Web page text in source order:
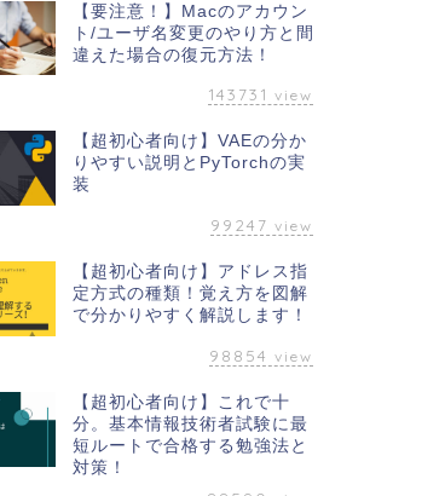
【要注意！】Macのアカウン
ト/ユーザ名変更のやり方と間
違えた場合の復元方法！
143731 view
【超初心者向け】VAEの分か
りやすい説明とPyTorchの実
装
99247 view
【超初心者向け】アドレス指
定方式の種類！覚え方を図解
で分かりやすく解説します！
98854 view
【超初心者向け】これで十
分。基本情報技術者試験に最
短ルートで合格する勉強法と
対策！